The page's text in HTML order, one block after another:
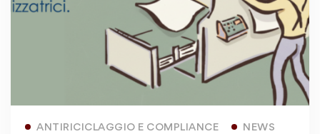
ANTIRICICLAGGIO E COMPLIANCE NEWS